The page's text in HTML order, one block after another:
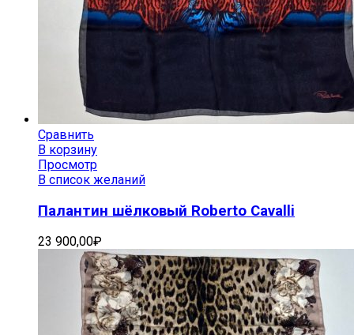
Сравнить
В корзину
Просмотр
В список желаний
Палантин шёлковый Roberto Cavalli
23 900,00₽